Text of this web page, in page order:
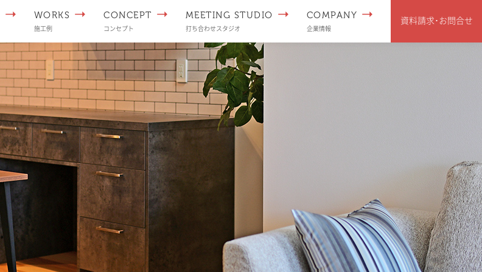
WORKS
施工例
CONCEPT
コンセプト
MEETING STUDIO
打ち合わせスタジオ
COMPANY
企業情報
資料請求･お問合せ